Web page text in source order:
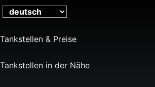
Tankstellen & Preise
Tankstellen in der Nähe